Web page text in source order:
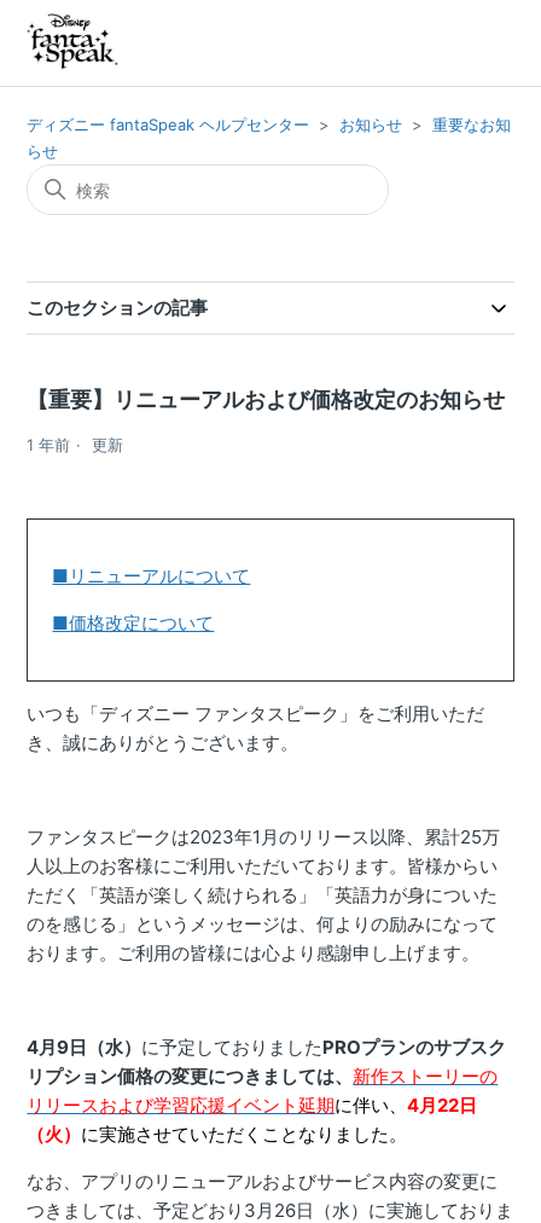
ディズニー fantaSpeak ヘルプセンター お知らせ
重要なお知
らせ
このセクションの記事
【重要】リニューアルおよび価格改定のお知らせ
1 年前 更新
■リニューアルについて
■価格改定について
いつも「ディズニー ファンタスピーク」をご利用いただ
き、誠にありがとうございます。
ファンタスピークは2023年1月のリリース以降、累計25万
人以上のお客様にご利用いただいております。皆様からい
ただく「英語が楽しく続けられる」「英語力が身についた
のを感じる」というメッセージは、何よりの励みになって
おります。ご利用の皆様には心より感謝申し上げます。
4月9日（水） に予定しておりましたPROプランのサブスク
リプション価格の変更につきましては、 新作ストーリーの
リリースおよび学習応援イベント延期に伴い、4月22日
（火） に実施させていただくことなりました。
なお、アプリのリニューアルおよびサービス内容の変更に
つきましては、予定どおり3月26日（水）に実施しておりま